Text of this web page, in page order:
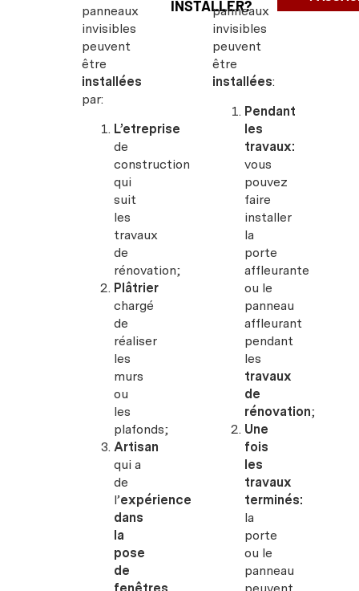
panneaux
invisibles
peuvent
être
installées
par:
L’etreprise
de
construction
qui
suit
les
travaux
de
rénovation;
Plâtrier
chargé
de
réaliser
les
murs
ou
les
plafonds;
Artisan
qui a
de
l’expérience
dans
la
pose
de
fenêtres
INSTALLER?
panneaux
invisibles
peuvent
être
installées:
Pendant
les
travaux:
vous
pouvez
faire
installer
la
porte
affleurante
ou le
panneau
affleurant
pendant
les
travaux
de
rénovation;
Une
fois
les
travaux
terminés:
la
porte
ou le
panneau
peuvent